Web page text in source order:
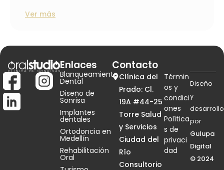
Ver más
Enlaces
Blanqueamiento
Dental
Diseño de
Sonrisa
Implantes
dentales
Ortodoncia en
Medellín
Rehabilitación
Oral
Contacto
Clínica del
Prado: Cl.
19A #44-25
Torre Salud
y Servicios
Ciudad del
Río
Consultorio
Diseño
y
desarrollo
por
Gulupa
Digital
© 2024
Términ
os y
condici
ones
Política
s de
privaci
dad